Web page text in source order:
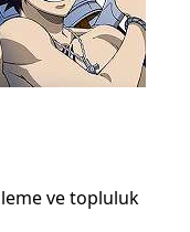
ve topluluk